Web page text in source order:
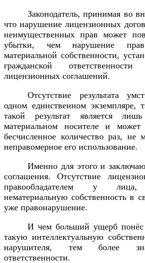
Законодатель, принимая во
что нарушение лицензионных
неимущественных прав может
убытки, чем нарушение
материальной собственности,
гражданской
лицензионных соглашений.
Отсутствие результата
одном единственном экземпляре,
такой результат является
материальном носителе и может
бесчисленное количество раз, не
неправомерное его использование.
Именно для этого и
соглашения. Отсутствие
правообладателем у лица,
нематериальную собственность в
уже правонарушение.
И чем больший ущерб понёс
такую интеллектуальную
нарушителя, тем более
ответственности.